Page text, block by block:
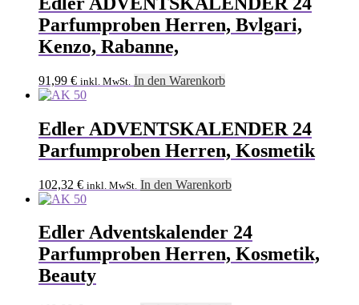
Parfumproben Herren, Bvlgari,
Kenzo, Rabanne,
91,99 € inkl. MwSt. In den Warenkorb
Edler ADVENTSKALENDER 24
Parfumproben Herren, Kosmetik
102,32 € inkl. MwSt. In den Warenkorb
Edler Adventskalender 24
Parfumproben Herren, Kosmetik,
Beauty